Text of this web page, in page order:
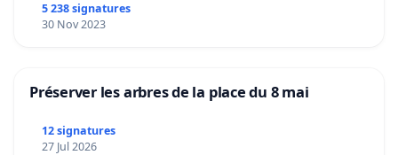
5 238 signatures
30 Nov 2023
Préserver les arbres de la place du 8 mai
12 signatures
27 Jul 2026